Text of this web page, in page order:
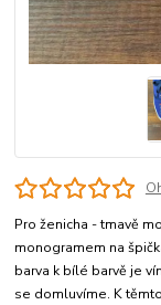
Pro ženicha - tmavě
monogramem na
barva k bílé barvě je
se domluvíme. K